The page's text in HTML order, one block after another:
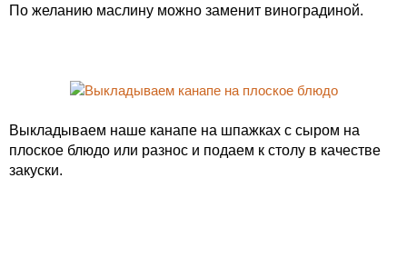
По желанию маслину можно заменит виноградиной.
Выкладываем наше канапе на шпажках с сыром на
плоское блюдо или разнос и подаем к столу в качестве
закуски.